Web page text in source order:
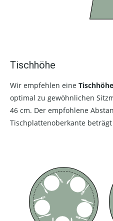
Tischhöhe
Wir empfehlen eine
optimal zu gewöhnlichen
46 cm. Der empfohlene
Tischplattenoberkante beträgt